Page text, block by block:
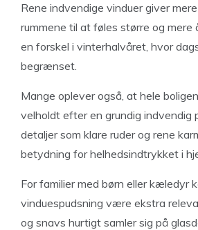
Rene indvendige vinduer giver
rummene til at føles større og
en forskel i vinterhalvåret, hvor
begrænset.
Mange oplever også, at hele
velholdt efter en grundig indvendig
detaljer som klare ruder og rene
betydning for helhedsindtrykket i
For familier med børn eller kæledyr
vinduespudsning være ekstra
og snavs hurtigt samler sig på